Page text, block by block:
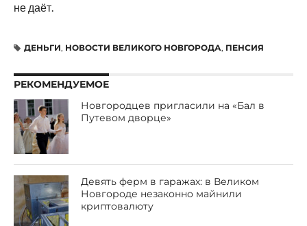
не даёт.
ДЕНЬГИ, НОВОСТИ ВЕЛИКОГО НОВГОРОДА, ПЕНСИЯ
РЕКОМЕНДУЕМОЕ
Новгородцев пригласили на «Бал в
Путевом дворце»
Девять ферм в гаражах: в Великом
Новгороде незаконно майнили
криптовалюту